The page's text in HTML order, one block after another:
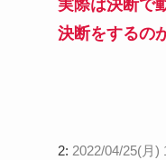
実際は決断で
決断をするの
2: 2022/04/25(月)